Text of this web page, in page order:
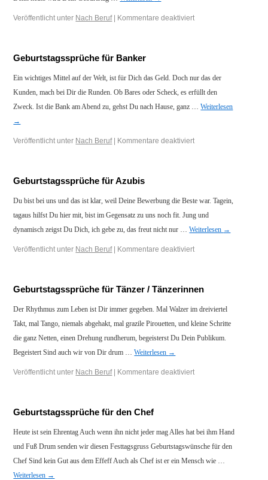
Veröffentlicht unter Nach Beruf Kommentare deaktiviert
Geburtstagssprüche für Banker
Ein wichtiges Mittel auf der Welt, ist für Dich das Geld. Doch nur das der
Kunden, mach bei Dir die Runden. Ob Bares oder Scheck, es erfüllt den
Zweck. Ist die Bank am Abend zu, gehst Du nach Hause, ganz …Weiterlesen
→
Veröffentlicht unter Nach Beruf Kommentare deaktiviert
Geburtstagssprüche für Azubis
Du bist bei uns und das ist klar, weil Deine Bewerbung die Beste war. Tagein,
tagaus hilfst Du hier mit, bist im Gegensatz zu uns noch fit. Jung und
dynamisch zeigst Du Dich, ich gebe zu, das freut nicht nur …Weiterlesen →
Veröffentlicht unter Nach Beruf Kommentare deaktiviert
Geburtstagssprüche für Tänzer / Tänzerinnen
Der Rhythmus zum Leben ist Dir immer gegeben. Mal Walzer im dreiviertel
Takt, mal Tango, niemals abgehakt, mal grazile Pirouetten, und kleine Schritte
die ganz Netten, einen Drehung rundherum, begeisterst Du Dein Publikum.
Begeistert Sind auch wir von Dir drum …Weiterlesen →
Veröffentlicht unter Nach Beruf Kommentare deaktiviert
Geburtstagssprüche für den Chef
Heute ist sein Ehrentag Auch wenn ihn nicht jeder mag Alles hat bei ihm Hand
und Fuß Drum senden wir diesen Festtagsgruss Geburtstagswünsche für den
Chef Sind kein Gut aus dem Effeff Auch als Chef ist er ein Mensch wie …
Weiterlesen →